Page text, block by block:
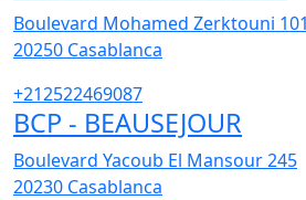
Boulevard Mohamed Zerktouni 101
20250 Casablanca
+212522469087
BCP - BEAUSEJOUR
Boulevard Yacoub El Mansour 245
20230 Casablanca